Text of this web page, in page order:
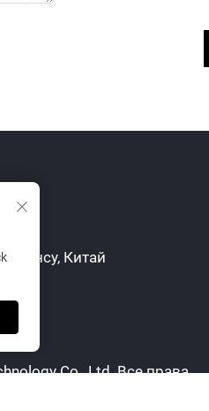
Цзянсу, Китай
Co., Ltd. Все права